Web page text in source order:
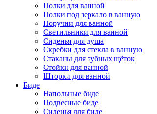
Полки для ванной
Полки под зеркало в ванную
Поручни для ванной
Светильники для ванной
Сиденья для душа
Скребки для стекла в ванную
Стаканы для зубных щёток
Стойки для ванной
Шторки для ванной
Биде
Напольные биде
Подвесные биде
Сиденья для биде